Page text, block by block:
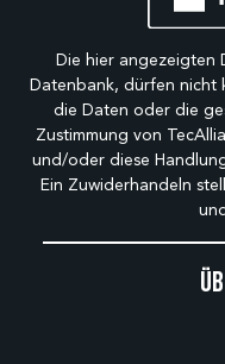
Die hier angezeigten
Datenbank, dürfen nicht
die Daten oder die
Zustimmung von
und/oder diese
Ein Zuwiderhandeln